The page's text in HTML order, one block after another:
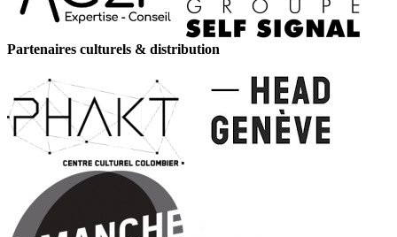
Partenaires culturels & distribution